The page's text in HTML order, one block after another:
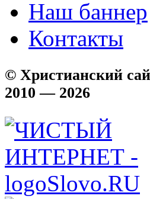
Наш баннер
Контакты
© Христианский
2010 — 2026